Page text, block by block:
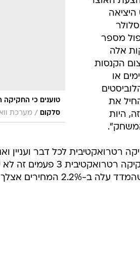
בסלולר צפויה לחסוך למשקי
על
כרמל
האוצר
הסלולר
לקוח (במקור 10%) כפול מספר
אלה
הקנסות
או
היות